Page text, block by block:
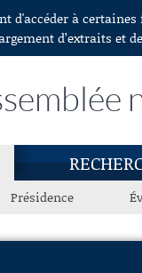
à
d’extraits et
Présidence